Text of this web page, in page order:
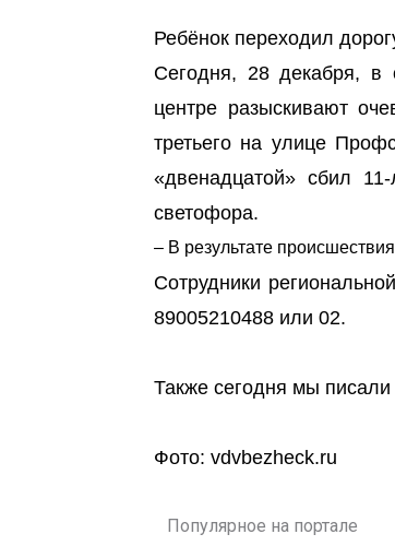
Ребёнок переходил
Сегодня, 28 декабря, в
центре разыскивают
третьего на улице
«двенадцатой» сбил
светофора.
– В результате
Сотрудники
89005210488 или 02.
Также сегодня мы писали
Фото: vdvbezheck.ru
Популярное на портале